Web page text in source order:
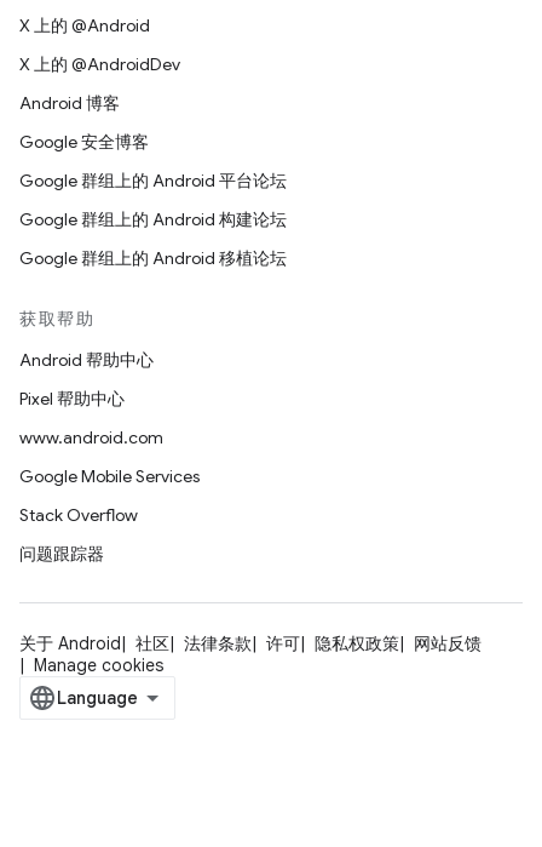
X 上的 @Android
X 上的 @AndroidDev
Android 博客
Google 安全博客
Google 群组上的 Android 平台论坛
Google 群组上的 Android 构建论坛
Google 群组上的 Android 移植论坛
获取帮助
Android 帮助中心
Pixel 帮助中心
www.android.com
Google Mobile Services
Stack Overflow
问题跟踪器
关于 Android 社区 法律条款 许可 隐私权政策
网站反馈
Manage cookies